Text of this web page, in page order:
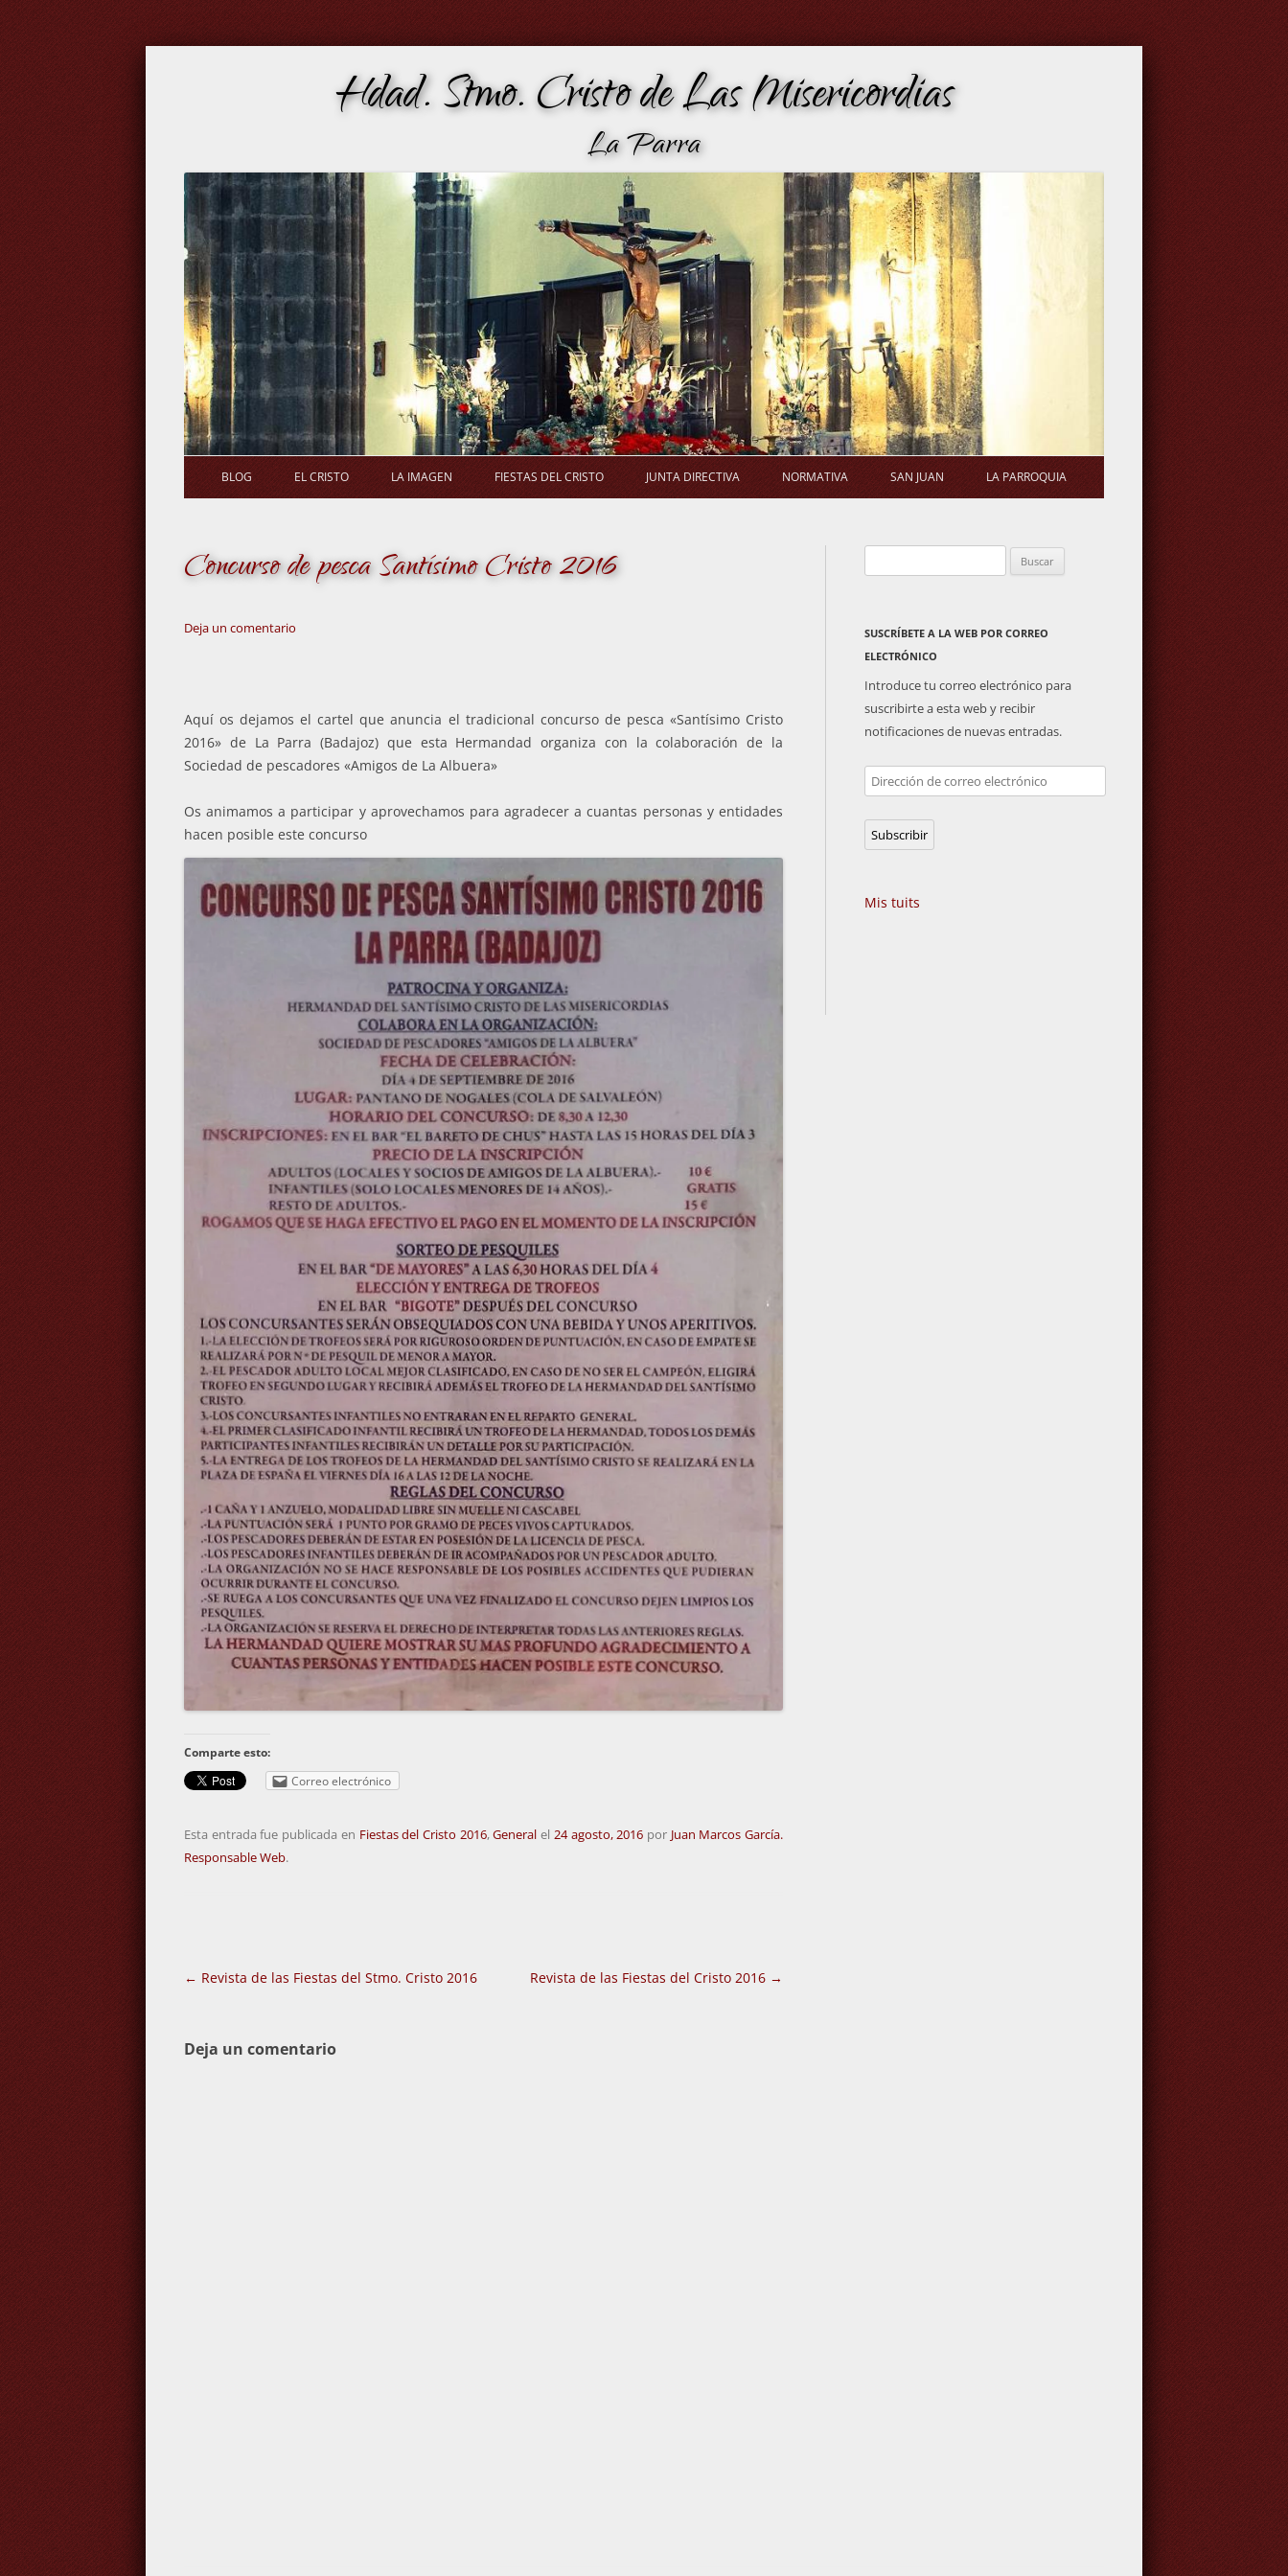
Hdad. Stmo. Cristo de Las Misericordias
La Parra
Saltar
al
contenido
BLOG EL CRISTO LA IMAGEN FIESTAS DEL CRISTO
LA MISA
JUNTA DIRECTIVA NORMATIVA
GENERAL
SAN JUAN
PLAZA DE TOROS
LA PARROQUIA
ACTIVIDADES PARROQUIALES
Concurso de pesca Santísimo Cristo 2016
Deja un comentario
Aquí os dejamos el cartel que anuncia el tradicional concurso de pesca «Santísimo Cristo
2016» de La Parra (Badajoz) que esta Hermandad organiza con la colaboración de la
Sociedad de pescadores «Amigos de La Albuera»
Os animamos a participar y aprovechamos para agradecer a cuantas personas y entidades
hacen posible este concurso
Comparte esto:
Correo electrónico
Esta entrada fue publicada en Fiestas del Cristo 2016,General el 24 agosto, 2016 por Juan Marcos García.
Responsable Web.
Navegación
← Revista de las Fiestas del Stmo. Cristo 2016 Revista de las Fiestas del Cristo 2016 →
Deja un comentario
SUSCRÍBETE A LA WEB POR CORREO
ELECTRÓNICO
Introduce tu correo electrónico para
suscribirte a esta web y recibir
notificaciones de nuevas entradas.
Dirección
de
correo
electrónico
Subscribir
Mis tuits